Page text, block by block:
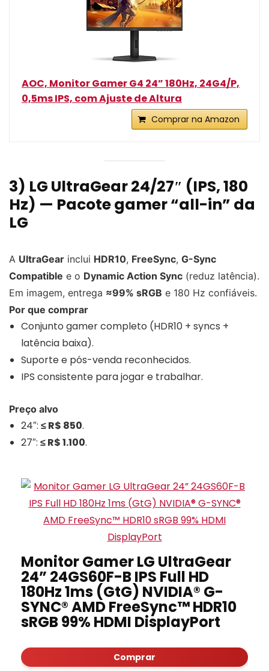
AOC, Monitor Gamer G4 24” 180Hz, 24G4/P,
0,5ms IPS, com Ajuste de Altura
Comprar na Amazon
3) LG UltraGear 24/27″ (IPS, 180
Hz) — Pacote gamer “all-in” da
LG
A UltraGear inclui HDR10, FreeSync, G-Sync
Compatible e o Dynamic Action Sync (reduz latência).
Em imagem, entrega ≈99% sRGB e 180 Hz confiáveis.
Por que comprar
Conjunto gamer completo (HDR10 + syncs +
latência baixa).
Suporte e pós-venda reconhecidos.
IPS consistente para jogar e trabalhar.
Preço alvo
24″: ≤ R$ 850.
27″: ≤ R$ 1.100.
Monitor Gamer LG UltraGear
24” 24GS60F-B IPS Full HD
180Hz 1ms (GtG) NVIDIA® G-
SYNC® AMD FreeSync™ HDR10
sRGB 99% HDMI DisplayPort
Comprar